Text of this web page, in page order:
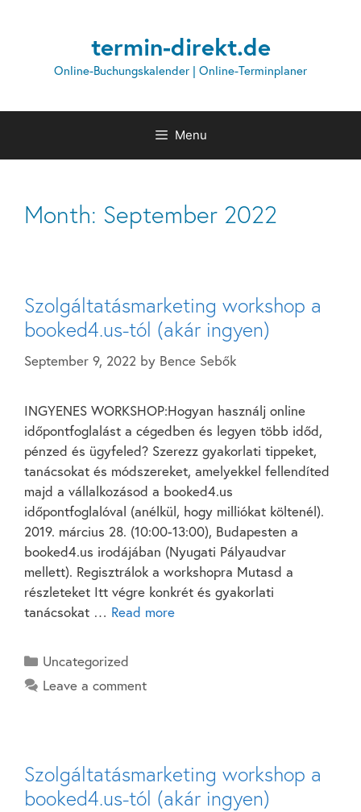
termin-direkt.de
Online-Buchungskalender | Online-Terminplaner
Menu
Month: September 2022
Szolgáltatásmarketing workshop a
booked4.us-tól (akár ingyen)
September 9, 2022 by Bence Sebők
INGYENES WORKSHOP:Hogyan használj online
időpontfoglalást a cégedben és legyen több időd,
pénzed és ügyfeled? Szerezz gyakorlati tippeket,
tanácsokat és módszereket, amelyekkel fellendíted
majd a vállalkozásod a booked4.us
időpontfoglalóval (anélkül, hogy milliókat költenél).
2019. március 28. (10:00-13:00), Budapesten a
booked4.us irodájában (Nyugati Pályaudvar
mellett). Regisztrálok a workshopra Mutasd a
részleteket Itt végre konkrét és gyakorlati
tanácsokat … Read more
Uncategorized
Leave a comment
Szolgáltatásmarketing workshop a
booked4.us-tól (akár ingyen)